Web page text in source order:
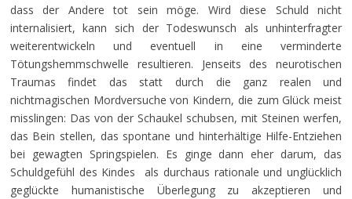
dass der Andere tot sein möge. Wird diese Schuld nicht
internalisiert, kann sich der Todeswunsch als unhinterfragter
weiterentwickeln und eventuell in eine verminderte
Tötungshemmschwelle resultieren. Jenseits des neurotischen
Traumas findet das statt durch die ganz realen und
nichtmagischen Mordversuche von Kindern, die zum Glück meist
misslingen: Das von der Schaukel schubsen, mit Steinen werfen,
das Bein stellen, das spontane und hinterhältige Hilfe-Entziehen
bei gewagten Springspielen. Es ginge dann eher darum, das
Schuldgefühl des Kindes als durchaus rationale und unglücklich
geglückte humanistische Überlegung zu akzeptieren und